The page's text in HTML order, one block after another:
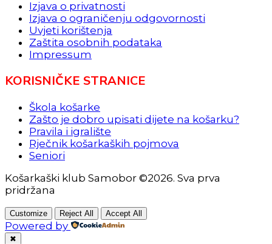
Izjava o privatnosti
Izjava o ograničenju odgovornosti
Uvjeti korištenja
Zaštita osobnih podataka
Impressum
KORISNIČKE STRANICE
Škola košarke
Zašto je dobro upisati dijete na košarku?
Pravila i igralište
Rječnik košarkaških pojmova
Seniori
Košarkaški klub Samobor ©2026. Sva prva
pridržana
Customize Reject All Accept All
Powered by
✖